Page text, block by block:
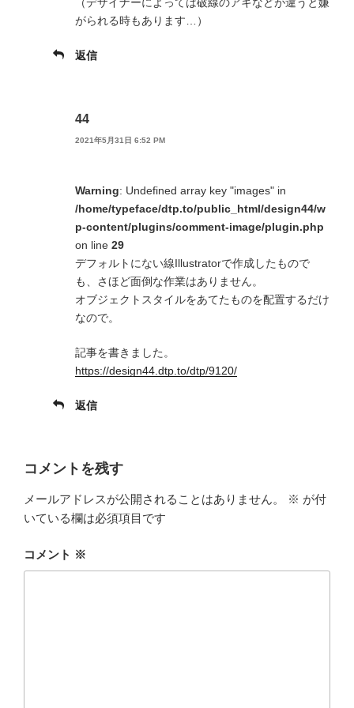
がられる時もあります…）
返信
44
2021年5月31日 6:52 PM
Warning: Undefined array key "images" in
/home/typeface/dtp.to/public_html/design44/w
p-content/plugins/comment-image/plugin.php
on line 29
デフォルトにない線Illustratorで作成したもので
も、さほど面倒な作業はありません。
オブジェクトスタイルをあてたものを配置するだけ
なので。
記事を書きました。
https://design44.dtp.to/dtp/9120/
返信
コメントを残す
メールアドレスが公開されることはありません。 ※ が付
いている欄は必須項目です
コメント ※